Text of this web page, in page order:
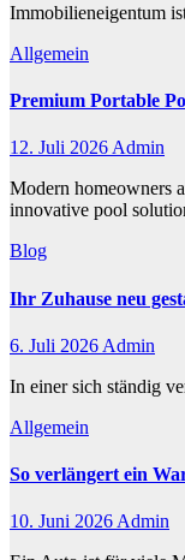
Immobilieneigentum
Allgemein
Premium Portable
12. Juli 2026 Admin
Modern homeowners
innovative pool
Blog
Ihr Zuhause neu
6. Juli 2026 Admin
In einer sich ständig
Allgemein
So verlängert ein
10. Juni 2026 Admin